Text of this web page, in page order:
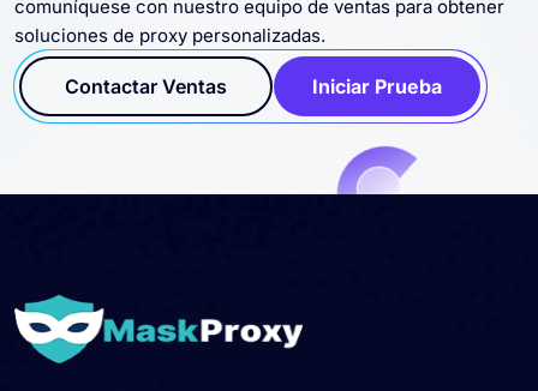
comuníquese con nuestro equipo de ventas para obtener
soluciones de proxy personalizadas.
Contactar Ventas Iniciar Prueba